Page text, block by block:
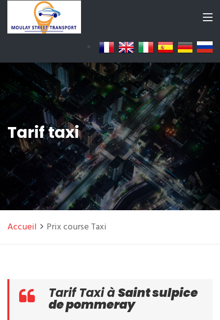
Tarif taxi
Accueil Prix course Taxi
Tarif Taxi àSaint sulpice
de pommeray